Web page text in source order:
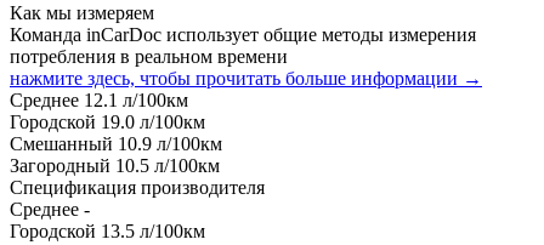
Как мы измеряем
Команда inCarDoc использует общие методы измерения
потребления в реальном времени
нажмите здесь, чтобы прочитать больше информации →
Среднее 12.1 л/100км
Городской 19.0 л/100км
Смешанный 10.9 л/100км
Загородный 10.5 л/100км
Спецификация производителя
Среднее -
Городской 13.5 л/100км